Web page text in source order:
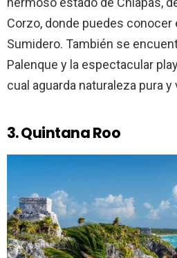
Corzo, donde puedes conocer
Sumidero. También se
Palenque y la espectacular
cual aguarda naturaleza pura y
3. Quintana Roo